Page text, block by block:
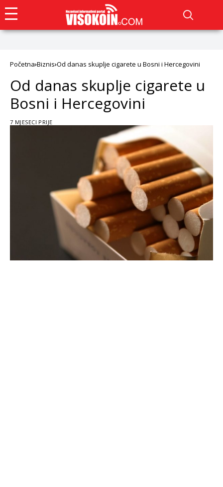
Početna Biznis Od danas skuplje cigarete u Bosni i Hercegovini
Od danas skuplje cigarete u
Bosni i Hercegovini
7 MJESECI PRIJE